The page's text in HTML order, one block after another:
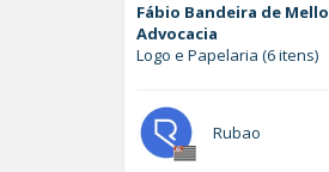
Fábio Bandeira de Mello
Advocacia
Logo e Papelaria (6 itens)
Rubao